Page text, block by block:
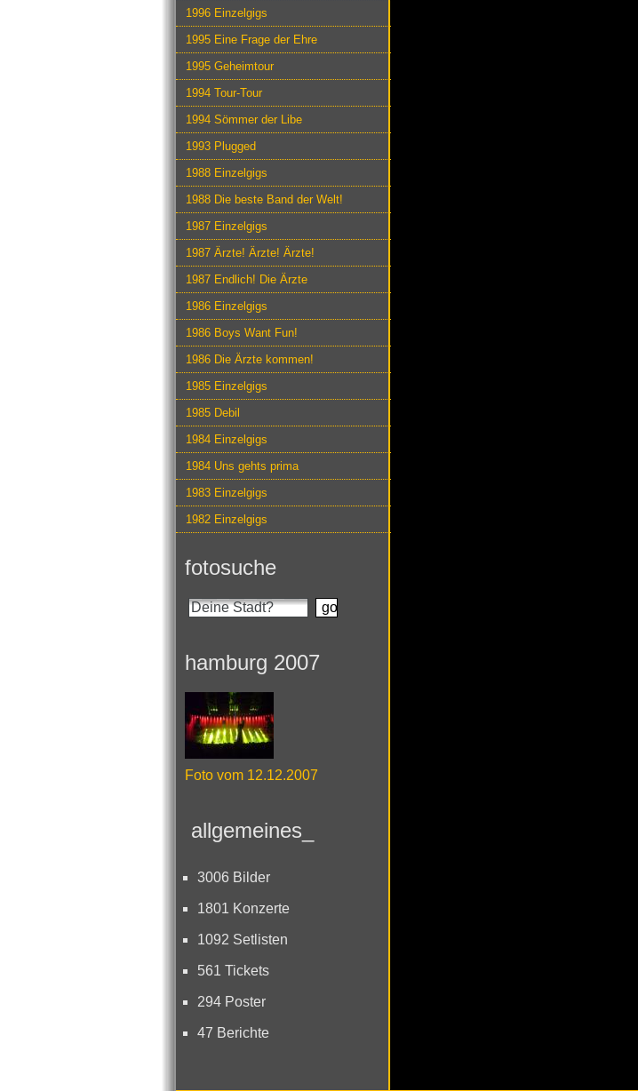
1996 Einzelgigs
1995 Eine Frage der Ehre
1995 Geheimtour
1994 Tour-Tour
1994 Sömmer der Libe
1993 Plugged
1988 Einzelgigs
1988 Die beste Band der Welt!
1987 Einzelgigs
1987 Ärzte! Ärzte! Ärzte!
1987 Endlich! Die Ärzte
1986 Einzelgigs
1986 Boys Want Fun!
1986 Die Ärzte kommen!
1985 Einzelgigs
1985 Debil
1984 Einzelgigs
1984 Uns gehts prima
1983 Einzelgigs
1982 Einzelgigs
fotosuche
hamburg 2007
Foto vom 12.12.2007
allgemeines_
3006 Bilder
1801 Konzerte
1092 Setlisten
561 Tickets
294 Poster
47 Berichte